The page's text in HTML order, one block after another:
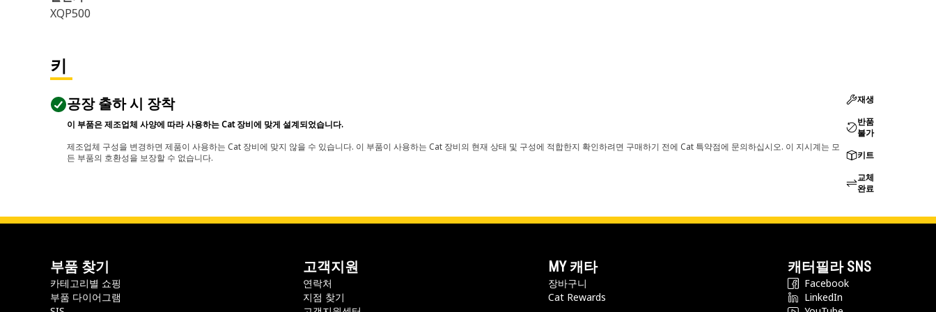
XQP500
키
공장 출하 시 장착
이 부품은 제조업체 사양에 따라 사용하는 Cat 장비에 맞게 설계되었습니다.
제조업체 구성을 변경하면 제품이 사용하는 Cat 장비에 맞지 않을 수 있습니다. 이 부품이 사용하는 Cat 장비의 현재 상태 및 구성에 적합한지 확인하려면 구매하기 전에 Cat 특약점에 문의하십시오. 이 지시계는 모
든 부품의 호환성을 보장할 수 없습니다.
재생
반품
불가
키트
교체
완료
부품 찾기
카테고리별 쇼핑
부품 다이어그램
고객지원
연락처
지점 찾기
MY 캐타
장바구니
Cat Rewards
캐터필라 SNS
Facebook
LinkedIn